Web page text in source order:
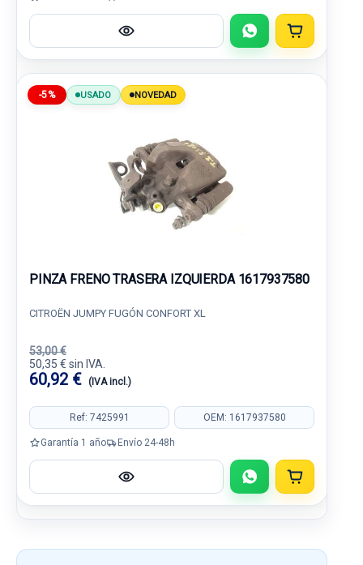
-5% USADO NOVEDAD
PINZA FRENO TRASERA IZQUIERDA 1617937580
CITROËN JUMPY FUGÓN CONFORT XL
53,00 €
50,35 € sin IVA.
60,92 € (IVA incl.)
Ref: 7425991 OEM: 1617937580
Garantía 1 año Envío 24-48h